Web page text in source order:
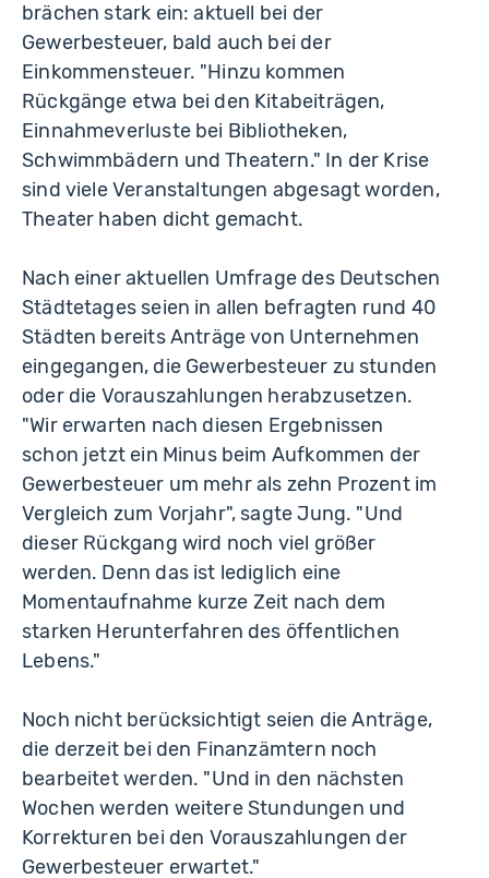
brächen stark ein: aktuell bei der
Gewerbesteuer, bald auch bei der
Einkommensteuer. "Hinzu kommen
Rückgänge etwa bei den Kitabeiträgen,
Einnahmeverluste bei Bibliotheken,
Schwimmbädern und Theatern." In der Krise
sind viele Veranstaltungen abgesagt worden,
Theater haben dicht gemacht.
Nach einer aktuellen Umfrage des Deutschen
Städtetages seien in allen befragten rund 40
Städten bereits Anträge von Unternehmen
eingegangen, die Gewerbesteuer zu stunden
oder die Vorauszahlungen herabzusetzen.
"Wir erwarten nach diesen Ergebnissen
schon jetzt ein Minus beim Aufkommen der
Gewerbesteuer um mehr als zehn Prozent im
Vergleich zum Vorjahr", sagte Jung. "Und
dieser Rückgang wird noch viel größer
werden. Denn das ist lediglich eine
Momentaufnahme kurze Zeit nach dem
starken Herunterfahren des öffentlichen
Lebens."
Noch nicht berücksichtigt seien die Anträge,
die derzeit bei den Finanzämtern noch
bearbeitet werden. "Und in den nächsten
Wochen werden weitere Stundungen und
Korrekturen bei den Vorauszahlungen der
Gewerbesteuer erwartet."